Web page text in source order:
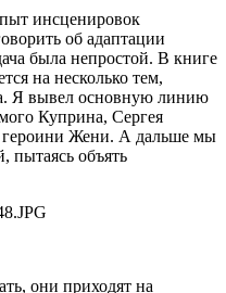
инсценировок
об адаптации
была непростой. В книге
на несколько тем,
Я вывел основную линию
Куприна, Сергея
героини Жени. А дальше мы
пытаясь объять
они приходят на